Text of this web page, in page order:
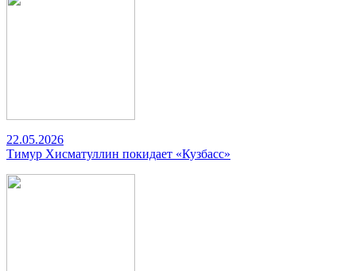
22.05.2026
Тимур Хисматуллин покидает «Кузбасс»